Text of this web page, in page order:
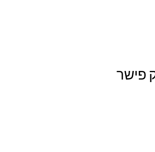
פישר